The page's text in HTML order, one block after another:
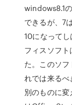
windows8.1
できるが、7
10になって
フィスソフ
た。このソフ
れでは来る
別のものに